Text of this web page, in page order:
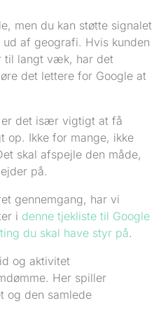
men du kan støtte signalet
af geografi. Hvis kunden
til langt væk, har det
det lettere for Google at
er det især vigtigt at få
op. Ikke for mange, ikke
skal afspejle den måde,
på.
gennemgang, har vi
i denne tjekliste til Google
du skal have styr på.
og aktivitet
Her spiller
og den samlede